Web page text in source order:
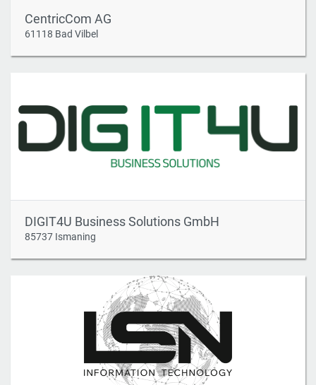
CentricCom AG
61118 Bad Vilbel
DIGIT4U Business Solutions GmbH
85737 Ismaning